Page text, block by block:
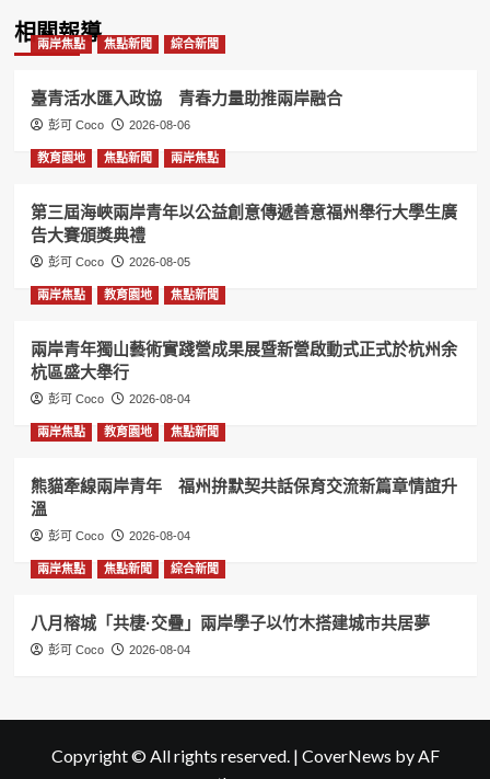
相關報導
兩岸焦點 焦點新聞 綜合新聞
臺青活水匯入政協 青春力量助推兩岸融合
彭可 Coco 2026-08-06
教育園地 焦點新聞 兩岸焦點
第三屆海峽兩岸青年以公益創意傳遞善意福州舉行大學生廣
告大賽頒獎典禮
彭可 Coco 2026-08-05
兩岸焦點 教育園地 焦點新聞
兩岸青年獨山藝術實踐營成果展暨新營啟動式正式於杭州余
杭區盛大舉行
彭可 Coco 2026-08-04
兩岸焦點 教育園地 焦點新聞
熊貓牽線兩岸青年 福州拚默契共話保育交流新篇章情誼升
溫
彭可 Coco 2026-08-04
兩岸焦點 焦點新聞 綜合新聞
八月榕城「共棲·交疊」兩岸學子以竹木搭建城市共居夢
彭可 Coco 2026-08-04
Copyright © All rights reserved. | CoverNews by AF